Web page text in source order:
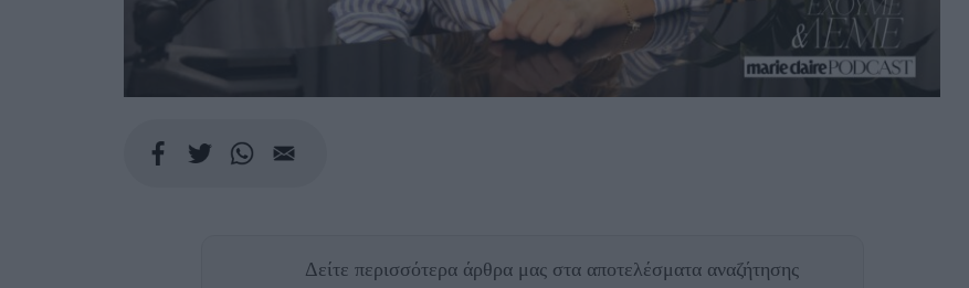
Δείτε περισσότερα άρθρα μας στα αποτελέσματα αναζήτησης